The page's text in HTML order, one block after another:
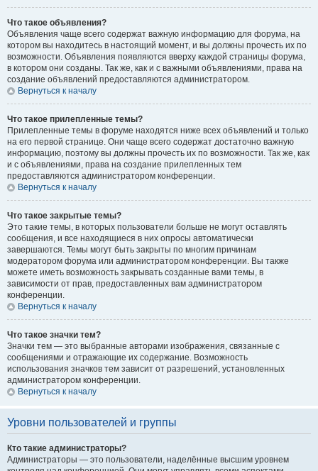
Что такое объявления?
Объявления чаще всего содержат важную информацию для форума, на
котором вы находитесь в настоящий момент, и вы должны прочесть их по
возможности. Объявления появляются вверху каждой страницы форума,
в котором они созданы. Так же, как и с важными объявлениями, права на
создание объявлений предоставляются администратором.
Вернуться к началу
Что такое прилепленные темы?
Прилепленные темы в форуме находятся ниже всех объявлений и только
на его первой странице. Они чаще всего содержат достаточно важную
информацию, поэтому вы должны прочесть их по возможности. Так же, как
и с объявлениями, права на создание прилепленных тем
предоставляются администратором конференции.
Вернуться к началу
Что такое закрытые темы?
Это такие темы, в которых пользователи больше не могут оставлять
сообщения, и все находящиеся в них опросы автоматически
завершаются. Темы могут быть закрыты по многим причинам
модератором форума или администратором конференции. Вы также
можете иметь возможность закрывать созданные вами темы, в
зависимости от прав, предоставленных вам администратором
конференции.
Вернуться к началу
Что такое значки тем?
Значки тем — это выбранные авторами изображения, связанные с
сообщениями и отражающие их содержание. Возможность
использования значков тем зависит от разрешений, установленных
администратором конференции.
Вернуться к началу
Уровни пользователей и группы
Кто такие администраторы?
Администраторы — это пользователи, наделённые высшим уровнем